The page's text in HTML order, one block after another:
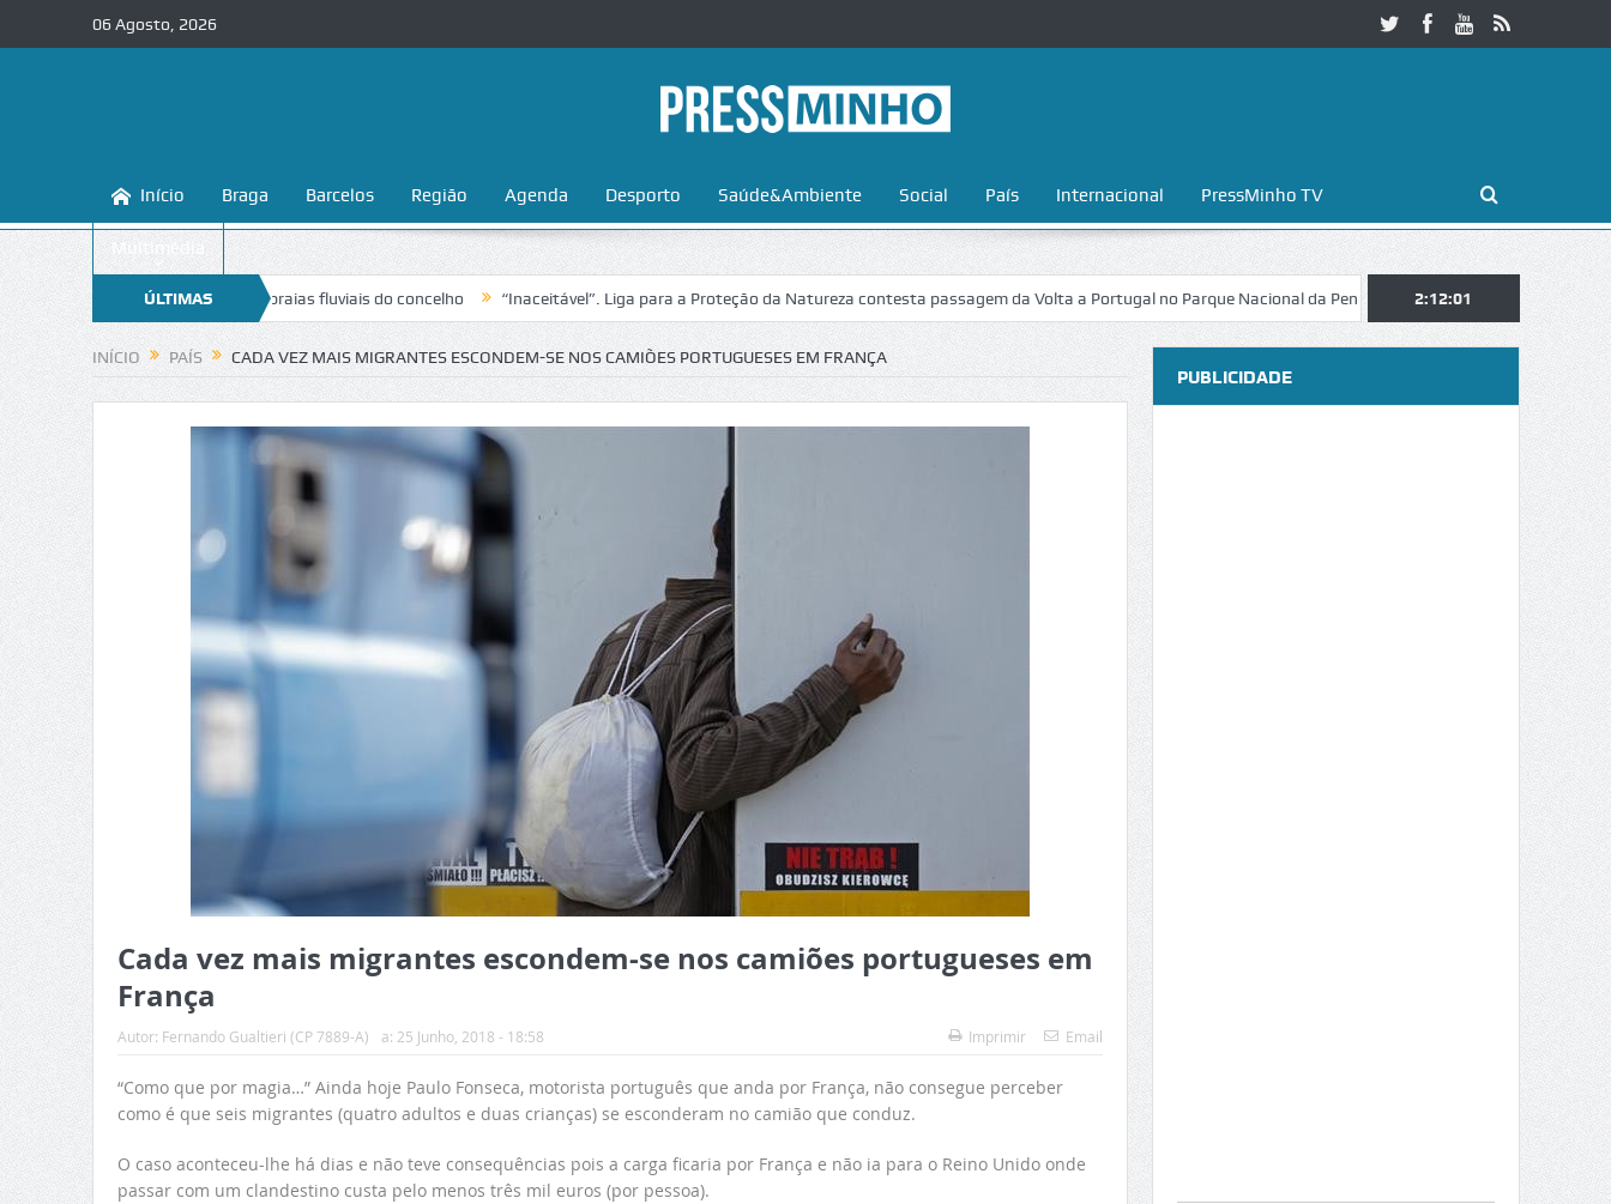
06 Agosto, 2026
Início Braga Barcelos Região Agenda Desporto Saúde&Ambiente Social País Internacional PressMinho TV
Multimédia
ÚLTIMAS
NOTÍCIAS
a conhecer e proteger as praias fluviais do concelho “Inaceitável”. Liga para a Proteção da Natureza contesta passagem da Volta a Portugal no Parque Nacional da Peneda-Gerês Esposende. Galaicofolia
2:12:02
INÍCIO PAÍS CADA VEZ MAIS MIGRANTES ESCONDEM-SE NOS CAMIÕES PORTUGUESES EM FRANÇA
Cada vez mais migrantes escondem-se nos camiões portugueses em
França
Autor: Fernando Gualtieri (CP 7889-A) a: 25 Junho, 2018 - 18:58 Imprimir Email
“Como que por magia…” Ainda hoje Paulo Fonseca, motorista português que anda por França, não consegue perceber
como é que seis migrantes (quatro adultos e duas crianças) se esconderam no camião que conduz.
O caso aconteceu-lhe há dias e não teve consequências pois a carga ficaria por França e não ia para o Reino Unido onde
passar com um clandestino custa pelo menos três mil euros (por pessoa).
PUBLICIDADE